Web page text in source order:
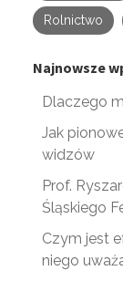
Rolnictwo
Najnowsze
Dlaczego
Jak
widzów
Prof.
Śląskiego
Czym jest
niego